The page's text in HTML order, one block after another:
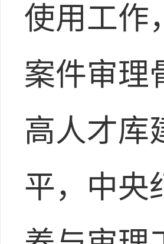
使用工作
案件审理
高人才库
平，中央